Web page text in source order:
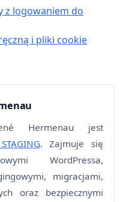
z logowaniem do
i pliki cookie
Hermenau jest
. Zajmuje się
WordPressa,
migracjami,
oraz bezpiecznymi